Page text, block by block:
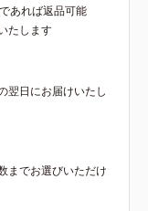
あれば返品可能
たします
翌日にお届けいたし
までお選びいただけ